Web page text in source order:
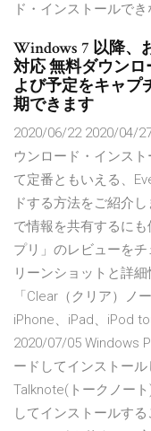
ド・インストールでき
Windows 7 以降、
対応 無料ダウン
よび予定をキャプ
期できます
2020/06/22 2020/04/
ウンロード・インス
て定番ともいえる、
ドする方法をご紹介
で情報を共有するに
プリ」のレビューを
リーンショットと詳
「Clear（クリア）ノ
iPhone、iPad、iPod
2020/07/05 Windows
ードしてインストー
Talknote(トークノー
してインストールす